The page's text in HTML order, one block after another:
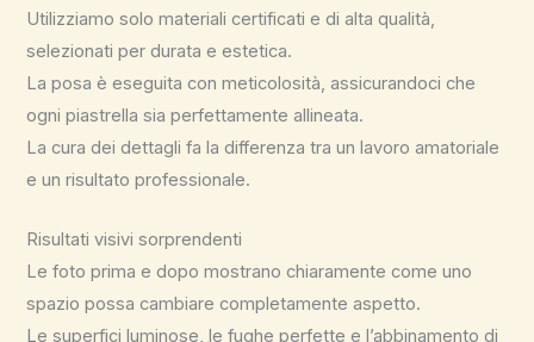
Utilizziamo solo materiali certificati e di alta qualità,
selezionati per durata e estetica.
La posa è eseguita con meticolosità, assicurandoci che
ogni piastrella sia perfettamente allineata.
La cura dei dettagli fa la differenza tra un lavoro amatoriale
e un risultato professionale.
Risultati visivi sorprendenti
Le foto prima e dopo mostrano chiaramente come uno
spazio possa cambiare completamente aspetto.
Le superfici luminose, le fughe perfette e l’abbinamento di